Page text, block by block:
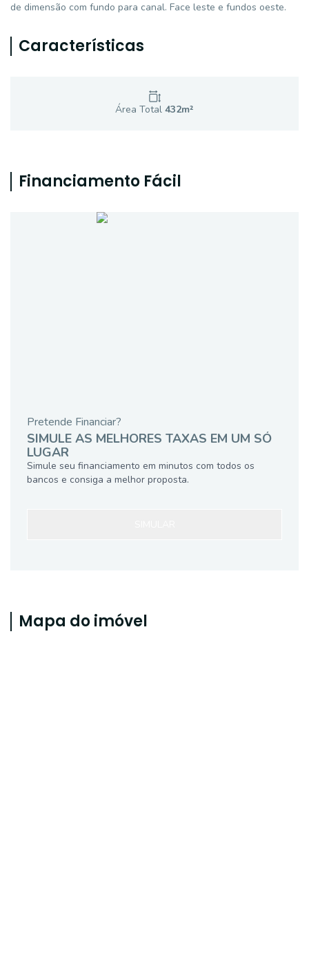
de dimensão com fundo para canal. Face leste e fundos oeste.
Características
Área Total 432m²
Financiamento Fácil
Pretende Financiar?
SIMULE AS MELHORES TAXAS EM UM SÓ
LUGAR
Simule seu financiamento em minutos com todos os
bancos e consiga a melhor proposta.
Mapa do imóvel